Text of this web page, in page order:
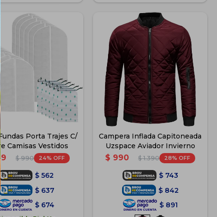
Porta Trajes C/
Camisas Vestidos
$ 990 24
$ 562
$ 637
$ 674
Campera Inflada Capitoneada
Uzspace Aviador Invierno
$ 990 $ 1.390 28
$ 743
$ 842
$ 891